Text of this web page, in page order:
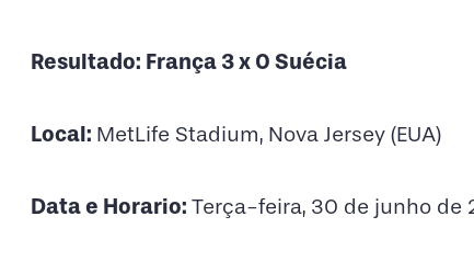
Resultado: França 3 x 0 Suécia
Local: MetLife Stadium, Nova Jersey (EUA)
Data e Horario: Terça-feira, 30 de junho de